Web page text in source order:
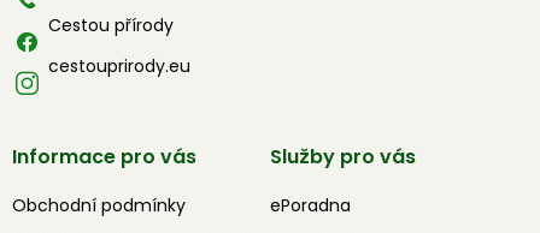
Cestou přírody
cestouprirody.eu
Informace pro vás
Obchodní podmínky
Služby pro vás
ePoradna